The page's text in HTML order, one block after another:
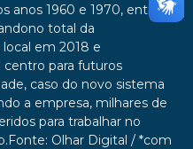
anos 1960 e 1970, entre
total da
em 2018 e
para futuros
caso do novo sistema
a empresa, milhares de
para trabalhar no
Olhar Digital / *com